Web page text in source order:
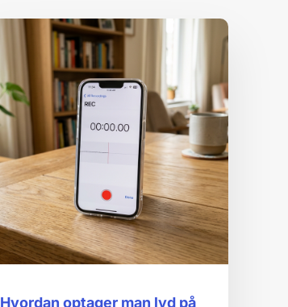
Hvordan optager man lyd på